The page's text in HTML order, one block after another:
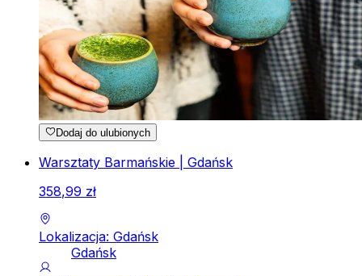
Dodaj do ulubionych
Warsztaty Barmańskie | Gdańsk
358,99 zł
Lokalizacja: Gdańsk
Gdańsk